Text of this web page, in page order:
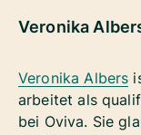
Veronika
Veronika Albers
arbeitet als
bei Oviva. Sie